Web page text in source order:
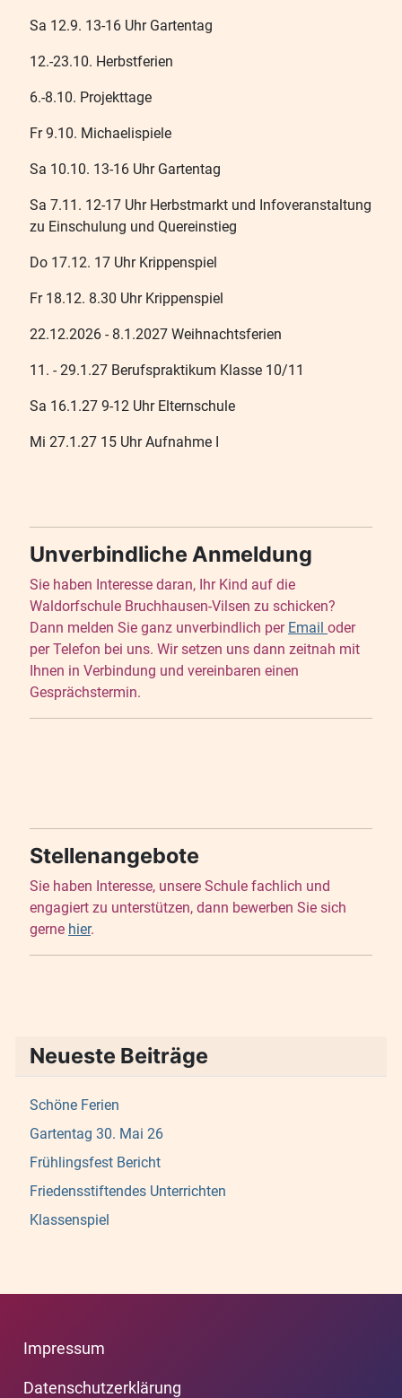
Sa 12.9. 13-16 Uhr Gartentag
12.-23.10. Herbstferien
6.-8.10. Projekttage
Fr 9.10. Michaelispiele
Sa 10.10. 13-16 Uhr Gartentag
Sa 7.11. 12-17 Uhr Herbstmarkt und Infoveranstaltung
zu Einschulung und Quereinstieg
Do 17.12. 17 Uhr Krippenspiel
Fr 18.12. 8.30 Uhr Krippenspiel
22.12.2026 - 8.1.2027 Weihnachtsferien
11. - 29.1.27 Berufspraktikum Klasse 10/11
Sa 16.1.27 9-12 Uhr Elternschule
Mi 27.1.27 15 Uhr Aufnahme I
Unverbindliche Anmeldung
Sie haben Interesse daran, Ihr Kind auf die
Waldorfschule Bruchhausen-Vilsen zu schicken?
Dann melden Sie ganz unverbindlich per Email oder
per Telefon bei uns. Wir setzen uns dann zeitnah mit
Ihnen in Verbindung und vereinbaren einen
Gesprächstermin.
Stellenangebote
Sie haben Interesse, unsere Schule fachlich und
engagiert zu unterstützen, dann bewerben Sie sich
gerne hier.
Neueste Beiträge
Schöne Ferien
Gartentag 30. Mai 26
Frühlingsfest Bericht
Friedensstiftendes Unterrichten
Klassenspiel
Impressum
Datenschutzerklärung